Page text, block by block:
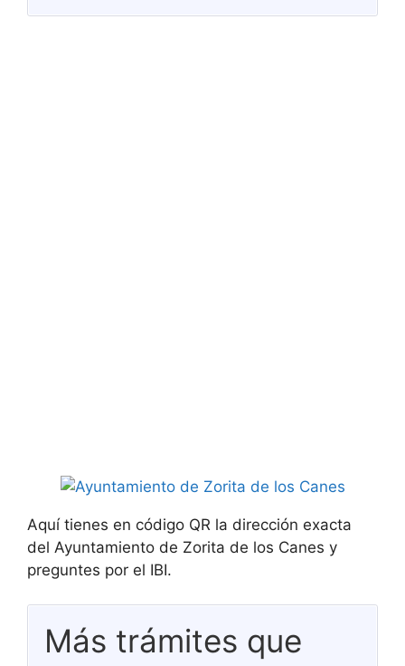
Aquí tienes en código QR la dirección exacta
del Ayuntamiento de Zorita de los Canes y
preguntes por el IBI.
Más trámites que